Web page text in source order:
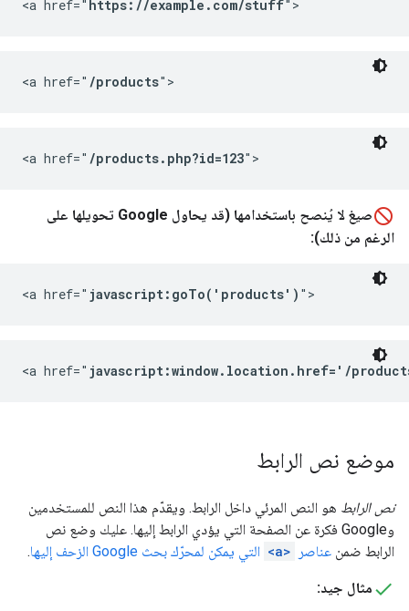
<a href=" https://example.com/stuff">
<a href=" /products">
<a href=" /products.php?id=123">
صيغ لا يُنصح باستخدامها (قد يحاول Google تحويلها على
الرغم من ذلك):
<a href=" javascript:goTo('products') ">
<a href=" javascript:window.location.href='/
موضع نص الرابط
نص الرابط هو النص المرئي داخل الرابط. ويقدّم هذا النص للمستخدمين
وGoogle فكرة عن الصفحة التي يؤدي الرابط إليها. عليك وضع نص
الرابط ضمن عناصر <a> التي يمكن لمحرّك بحث Google الزحف إليها .
مثال جيد: